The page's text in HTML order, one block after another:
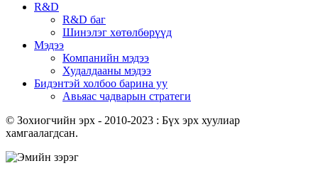
R&D
R&D баг
Шинэлэг хөтөлбөрүүд
Мэдээ
Компанийн мэдээ
Худалдааны мэдээ
Бидэнтэй холбоо барина уу
Авьяас чадварын стратеги
© Зохиогчийн эрх - 2010-2023 : Бүх эрх хуулиар
хамгаалагдсан.